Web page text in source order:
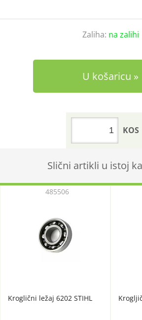
Zaliha: na zalihi
U košaricu
KOS
Slični artikli u istoj
Kroglični ležaj 6202 STIHL
485506